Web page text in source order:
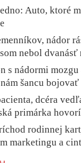
Auto, ktoré
nádor
nebol
s nádormi
šancu
dcéra
primárka
rodinnej
marketingu a